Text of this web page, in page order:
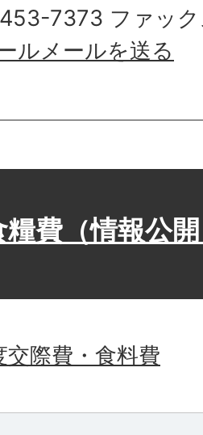
7373 ファッ
ルメールを送る
費（情報公
際費・食料費